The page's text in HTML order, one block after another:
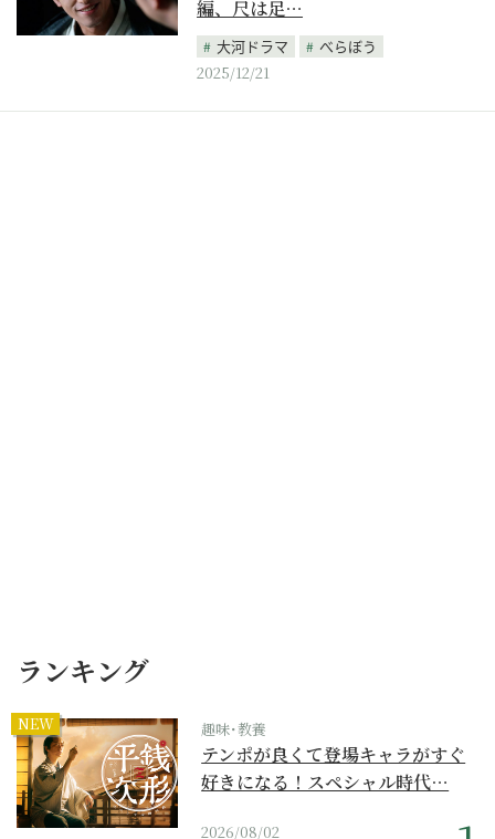
編、尺は足…
大河ドラマ
べらぼう
2025/12/21
ランキング
NEW 趣味･教養
テンポが良くて登場キャラがすぐ
好きになる！スペシャル時代…
2026/08/02